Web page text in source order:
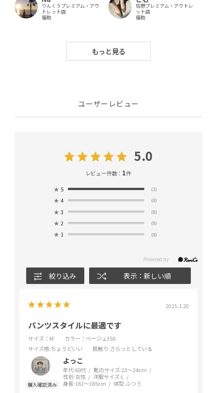
りんくうプレミアム・アウ
トレット店
福助
佐野プレミアム・アウトレ
ット店
福助
もっと見る
ユーザーレビュー
5.0
レビュー件数： 1件
★ 5 (1)
★ 4 (0)
★ 3 (0)
★ 2 (0)
★ 1 (0)
絞り込み 表示：新しい順
2025.3.20
パンツスタイルに最適です
サイズ：M
カラー：ベージュ350
サイズ感:ちょうどいい 肌触り:さらっとしている
よっこ
年代:60代 靴のサイズ:23～24cm
性別:女性 洋服サイズ:L
身長:161～165cm 体型:ふつう